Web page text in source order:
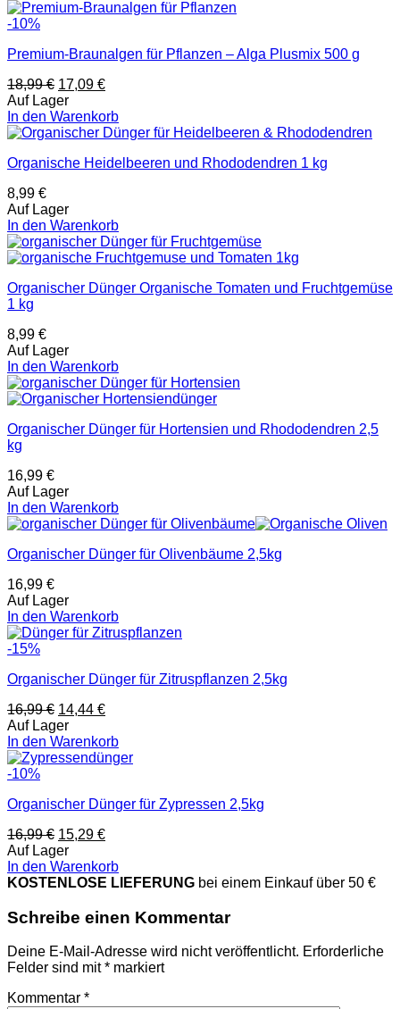
-10%
Premium-Braunalgen für Pflanzen – Alga Plusmix 500 g
18,99€ 17,09 €
Auf Lager
In den Warenkorb
Organische Heidelbeeren und Rhododendren 1 kg
8,99 €
Auf Lager
In den Warenkorb
Organischer Dünger Organische Tomaten und Fruchtgemüse
1 kg
8,99 €
Auf Lager
In den Warenkorb
Organischer Dünger für Hortensien und Rhododendren 2,5
kg
16,99 €
Auf Lager
In den Warenkorb
Organischer Dünger für Olivenbäume 2,5kg
16,99 €
Auf Lager
In den Warenkorb
-15%
Organischer Dünger für Zitruspflanzen 2,5kg
16,99€ 14,44 €
Auf Lager
In den Warenkorb
-10%
Organischer Dünger für Zypressen 2,5kg
16,99€ 15,29 €
Auf Lager
In den Warenkorb
KOSTENLOSE LIEFERUNG bei einem Einkauf über 50 €
Schreibe einen Kommentar
Deine E-Mail-Adresse wird nicht veröffentlicht. Erforderliche
Felder sind mit* markiert
Kommentar *